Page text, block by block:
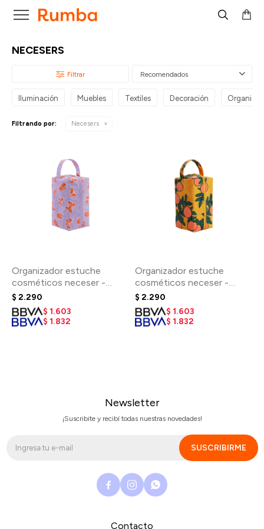

NECESERS
Recomendados
Iluminación Muebles Textiles Decoración
Filtrando por: Necesers
Organizador estuche
cosméticos neceser -
Butterflies
$ 2.290
$ 1.603
$ 1.832
Organizador estuche
cosméticos neceser -
Orange Tree
$ 2.290
$ 1.603
$ 1.832
Contacto
Newsletter
¡Suscribite y recibí todas nuestras novedades!
SUSCRIBIRME
  